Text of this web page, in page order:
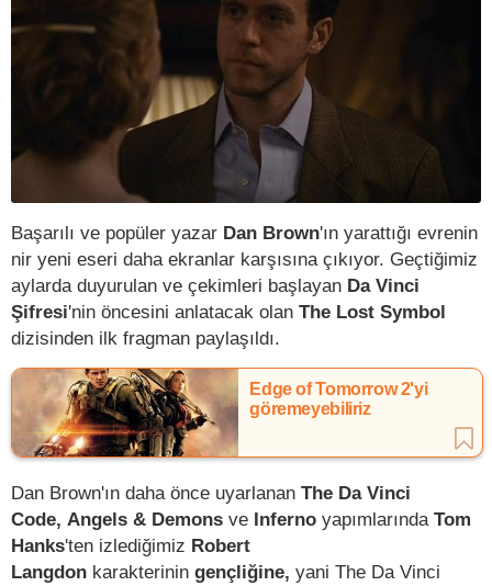
Başarılı ve popüler yazar Dan Brown'ın yarattığı evrenin
nir yeni eseri daha ekranlar karşısına çıkıyor. Geçtiğimiz
aylarda duyurulan ve çekimleri başlayan Da Vinci
Şifresi'nin öncesini anlatacak olan The Lost Symbol
dizisinden ilk fragman paylaşıldı.
Edge of Tomorrow 2'yi
göremeyebiliriz
Dan Brown'ın daha önce uyarlanan The Da Vinci
Code, Angels & Demons ve Inferno yapımlarında Tom
Hanks'ten izlediğimiz Robert
Langdon karakterinin gençliğine, yani The Da Vinci